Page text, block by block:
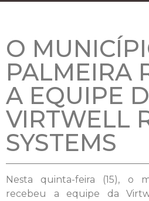
O
PALMEIRA
A EQUIPE
VIRTWELL
SYSTEMS
Nesta quinta-feira (15), o
recebeu a equipe da